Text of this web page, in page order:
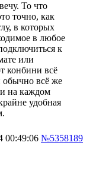
То что
точно, как
в которых
в любое
к
или
конбини всё
обычно всё же
на каждом
удобная
00:49:06 №5358189